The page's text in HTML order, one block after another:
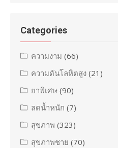
Categories
ความงาม (66)
ความดันโลหิตสูง (21)
ยาพิเศษ (90)
ลดน้ำหนัก (7)
สุขภาพ (323)
สุขภาพชาย (70)